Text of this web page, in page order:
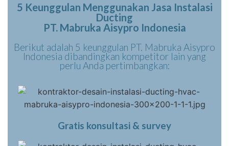
5 Keunggulan Menggunakan Jasa Instalasi
Ducting
PT. Mabruka Aisypro Indonesia
Berikut adalah 5 keunggulan PT. Mabruka Aisypro
Indonesia dibandingkan kompetitor lain yang
perlu Anda pertimbangkan:
Gratis konsultasi & survey